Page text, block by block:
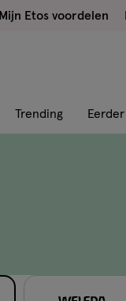
Mijn Etos voordelen
Trending